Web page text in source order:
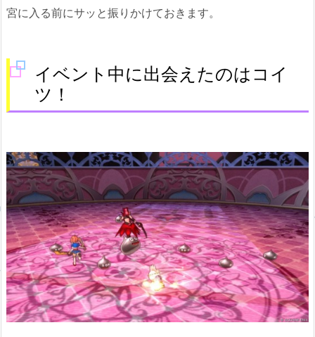
宮に入る前にサッと振りかけておきます。
イベント中に出会えたのはコイ
ツ！